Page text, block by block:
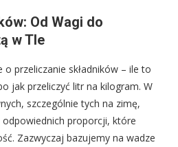
Od Wagi do
w Tle
przeliczanie składników – ile to
jak przeliczyć litr na kilogram. W
szczególnie tych na zimę,
proporcji, które
Zazwyczaj bazujemy na wadze